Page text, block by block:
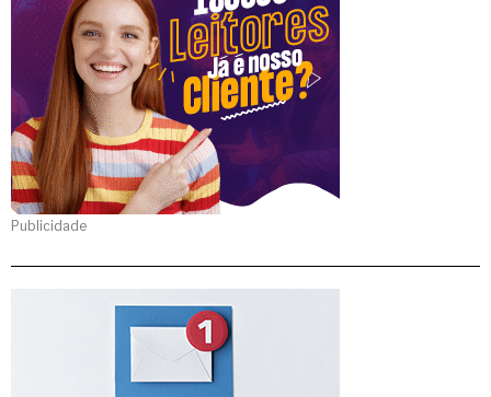
Publicidade